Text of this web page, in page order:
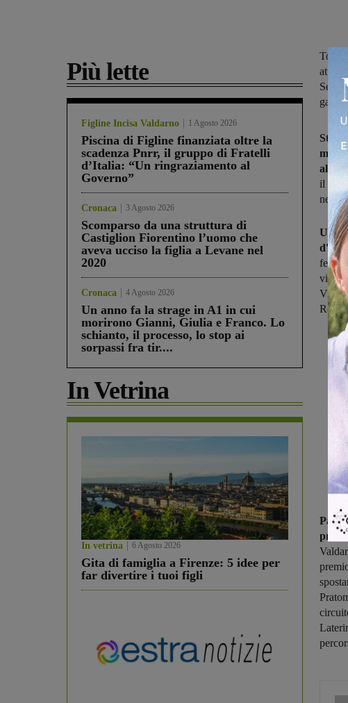
Più lette
Figline Incisa Valdarno 1 Agosto 2026
Piscina di Figline finanziata oltre la
scadenza Pnrr, il gruppo di Fratelli
d’Italia: “Un ringraziamento al
Governo”
Cronaca 3 Agosto 2026
Scomparso da una struttura di
Castiglion Fiorentino l’uomo che
aveva ucciso la figlia a Levane nel
2020
Cronaca 4 Agosto 2026
Un anno fa la strage in A1 in cui
morirono Gianni, Giulia e Franco. Lo
schianto, il processo, lo stop ai
sorpassi fra tir....
In Vetrina
In vetrina 6 Agosto 2026
Gita di famiglia a Firenze: 5 idee per
far divertire i tuoi figli
Torna
gara
Sta
il
nel